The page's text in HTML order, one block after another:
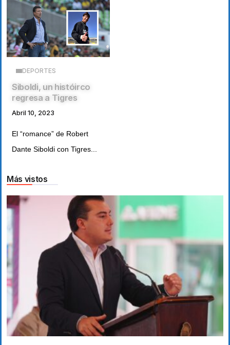
DEPORTES
Siboldi, un históirco
regresa a Tigres
Abril 10, 2023
El “romance” de Robert
Dante Siboldi con Tigres...
Más vistos